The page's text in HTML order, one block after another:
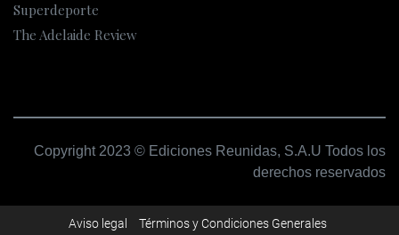
Superdeporte
The Adelaide Review
Copyright 2023 © Ediciones Reunidas, S.A.U Todos los
derechos reservados
Aviso legal Términos y Condiciones Generales